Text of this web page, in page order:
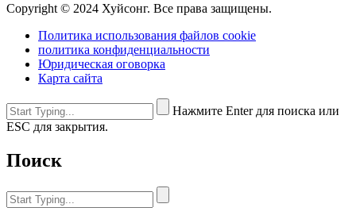
Copyright © 2024 Хуйсонг. Все права защищены.
Политика использования файлов cookie
политика конфиденциальности
Юридическая оговорка
Карта сайта
Нажмите Enter для поиска или
ESC для закрытия.
Поиск